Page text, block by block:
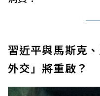
習近平與馬斯克
外交」將重啟？